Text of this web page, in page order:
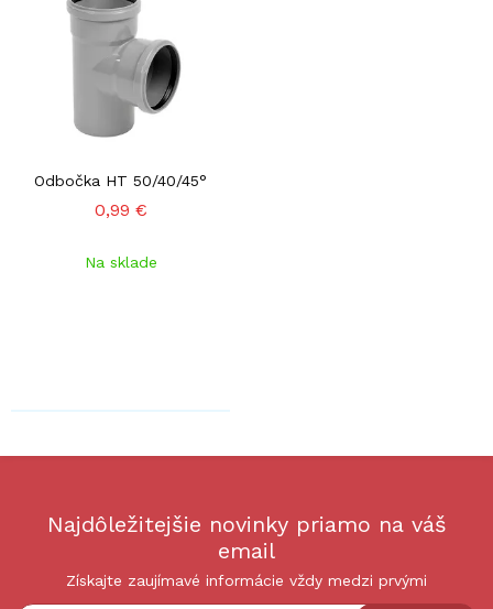
Odbočka HT 50/40/45°
0,99 €
Na sklade
Najdôležitejšie novinky priamo na váš
email
Získajte zaujímavé informácie vždy medzi prvými